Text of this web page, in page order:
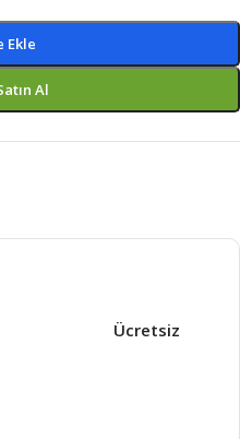
Ekle
Al
Ücretsiz